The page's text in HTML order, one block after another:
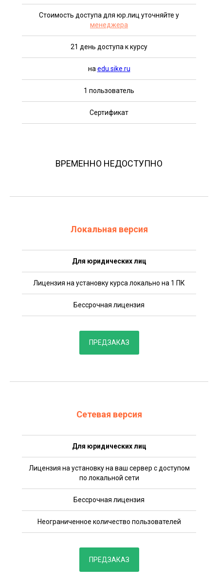
Стоимость доступа для юр.лиц уточняйте у
менеджера
21 день доступа к курсу
на edu.sike.ru
1 пользователь
Сертификат
ВРЕМЕННО НЕДОСТУПНО
Локальная версия
Для юридических лиц
Лицензия на установку курса локально на 1 ПК
Бессрочная лицензия
ПРЕДЗАКАЗ
Сетевая версия
Для юридических лиц
Лицензия на установку на ваш сервер с доступом
по локальной сети
Бессрочная лицензия
Неограниченное количество пользователей
ПРЕДЗАКАЗ